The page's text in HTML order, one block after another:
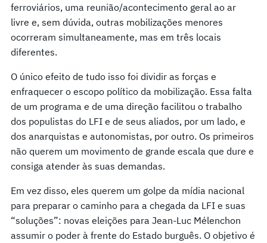
ferroviários, uma reunião/acontecimento geral ao ar
livre e, sem dúvida, outras mobilizações menores
ocorreram simultaneamente, mas em três locais
diferentes.
O único efeito de tudo isso foi dividir as forças e
enfraquecer o escopo político da mobilização. Essa falta
de um programa e de uma direção facilitou o trabalho
dos populistas do LFI e de seus aliados, por um lado, e
dos anarquistas e autonomistas, por outro. Os primeiros
não querem um movimento de grande escala que dure e
consiga atender às suas demandas.
Em vez disso, eles querem um golpe da mídia nacional
para preparar o caminho para a chegada da LFI e suas
“soluções”: novas eleições para Jean-Luc Mélenchon
assumir o poder à frente do Estado burguês. O objetivo é